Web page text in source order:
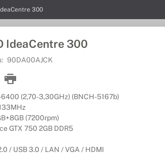
300
IdeaCentre 300
90DA00AJCK
(2,70-3,30GHz) (BNCH-5167b)
(7200rpm)
GTX 750 2GB DDR5
/ USB 3.0 / LAN / VGA / HDMI